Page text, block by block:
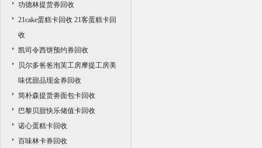
功德林提货券回收
21cake蛋糕卡回收 21客蛋糕卡回
收
凯司令西饼预约券回收
贝尔多爸爸泡芙工房摩提工房美
味优甜品现金券回收
简朴森提货劵面包卡回收
巴黎贝甜快乐储值卡回收
诺心蛋糕卡回收
百味林卡券回收